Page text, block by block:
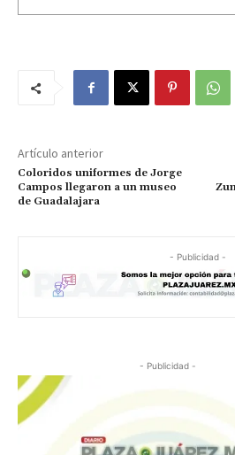
Artículo anterior
Coloridos uniformes de Jorge
Campos llegaron a un museo
de Guadalajara
- Publicidad -
- Publicidad -